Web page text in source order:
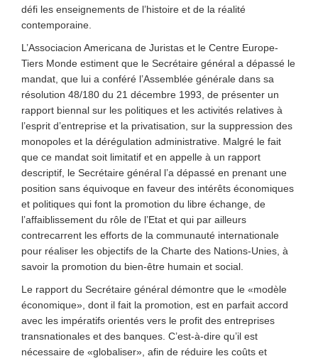
défi les enseignements de l’histoire et de la réalité
contemporaine.
L’Associacion Americana de Juristas et le Centre Europe-
Tiers Monde estiment que le Secrétaire général a dépassé le
mandat, que lui a conféré l’Assemblée générale dans sa
résolution 48/180 du 21 décembre 1993, de présenter un
rapport biennal sur les politiques et les activités relatives à
l’esprit d’entreprise et la privatisation, sur la suppression des
monopoles et la dérégulation administrative. Malgré le fait
que ce mandat soit limitatif et en appelle à un rapport
descriptif, le Secrétaire général l’a dépassé en prenant une
position sans équivoque en faveur des intérêts économiques
et politiques qui font la promotion du libre échange, de
l’affaiblissement du rôle de l’Etat et qui par ailleurs
contrecarrent les efforts de la communauté internationale
pour réaliser les objectifs de la Charte des Nations-Unies, à
savoir la promotion du bien-être humain et social.
Le rapport du Secrétaire général démontre que le «modèle
économique», dont il fait la promotion, est en parfait accord
avec les impératifs orientés vers le profit des entreprises
transnationales et des banques. C’est-à-dire qu’il est
nécessaire de «globaliser», afin de réduire les coûts et